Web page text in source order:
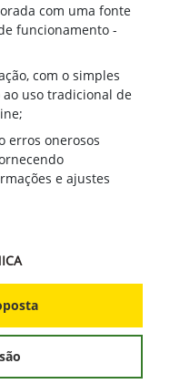
com uma fonte
funcionamento -
com o simples
uso tradicional de
erros onerosos
e ajustes